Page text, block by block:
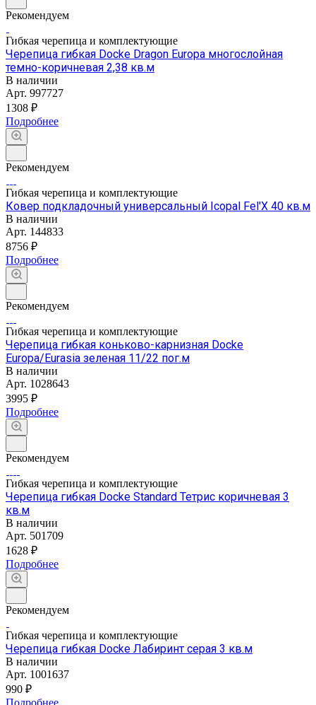
Рекомендуем
Гибкая черепица и комплектующие
Черепица гибкая Docke Dragon Europa многослойная
темно-коричневая 2,38 кв.м
В наличии
Арт. 997727
1308 ₽
Подробнее
Рекомендуем
Гибкая черепица и комплектующие
Ковер подкладочный универсальный Icopal Fel'X 40 кв.м
В наличии
Арт. 144833
8756 ₽
Подробнее
Рекомендуем
Гибкая черепица и комплектующие
Черепица гибкая коньково-карнизная Docke
Europa/Eurasia зеленая 11/22 пог.м
В наличии
Арт. 1028643
3995 ₽
Подробнее
Рекомендуем
Гибкая черепица и комплектующие
Черепица гибкая Docke Standard Тетрис коричневая 3
кв.м
В наличии
Арт. 501709
1628 ₽
Подробнее
Рекомендуем
Гибкая черепица и комплектующие
Черепица гибкая Docke Лабиринт серая 3 кв.м
В наличии
Арт. 1001637
990 ₽
Подробнее